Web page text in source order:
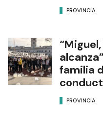
PROVINCIA
familia
PROVINCIA